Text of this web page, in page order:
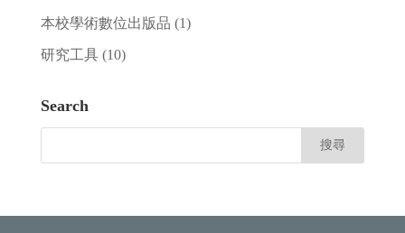
本校學術數位出版品 (1)
研究工具(10)
Search